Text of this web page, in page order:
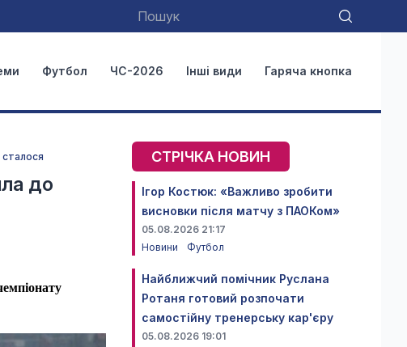
Футбол ЧС-2026 Інші види Гаряча кнопка
до
СТРІЧКА НОВИН
Ігор Костюк: «Важливо зробити
висновки після матчу з ПАОКом»
05.08.2026 21:17
Новини
Футбол
Найближчий помічник Руслана
Ротаня готовий розпочати
самостійну тренерську кар'єру
05.08.2026 19:01